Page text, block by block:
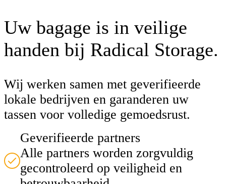
Uw bagage is in veilige
handen bij Radical Storage.
Wij werken samen met geverifieerde
lokale bedrijven en garanderen uw
tassen voor volledige gemoedsrust.
Geverifieerde partners
Alle partners worden zorgvuldig
gecontroleerd op veiligheid en